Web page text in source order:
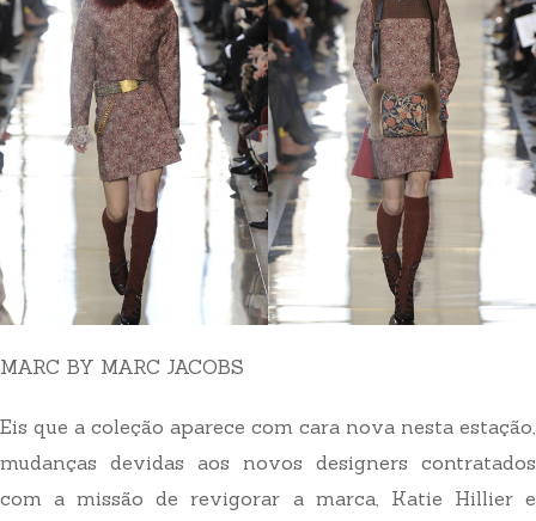
MARC BY MARC JACOBS
Eis que a coleção aparece com cara nova nesta estação,
mudanças devidas aos novos designers contratados
com a missão de revigorar a marca, Katie Hillier e